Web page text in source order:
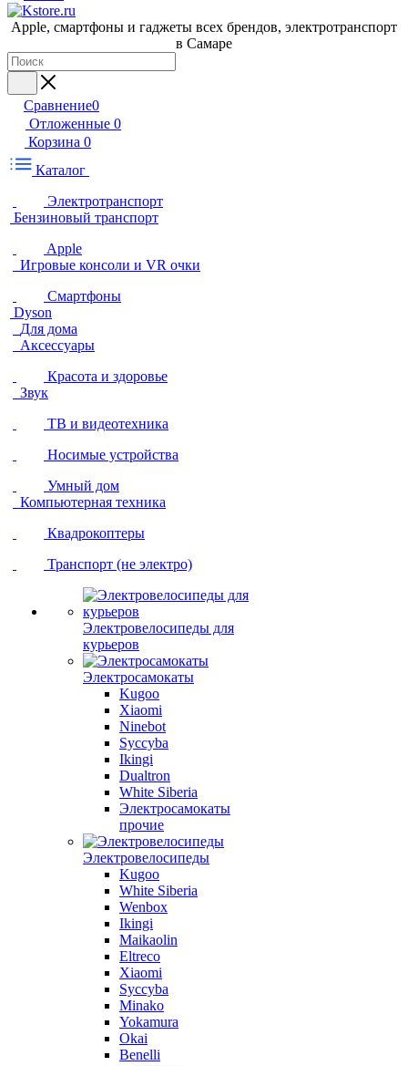
Apple, cмартфоны и гаджеты всех брендов, электротранспорт
в Самаре
Сравнение0
Отложенные 0
Корзина 0
Каталог
Электротранспорт
Бензиновый транспорт
Apple
Игровые консоли и VR очки
Смартфоны
Dyson
Для дома
Аксессуары
Красота и здоровье
Звук
ТВ и видеотехника
Носимые устройства
Умный дом
Компьютерная техника
Квадрокоптеры
Транспорт (не электро)
Электровелосипеды для
курьеров
Электросамокаты
Kugoo
Xiaomi
Ninebot
Syccyba
Ikingi
Dualtron
White Siberia
Электросамокаты
прочие
Электровелосипеды
Kugoo
White Siberia
Wenbox
Ikingi
Maikaolin
Eltreco
Xiaomi
Syccyba
Minako
Yokamura
Okai
Benelli